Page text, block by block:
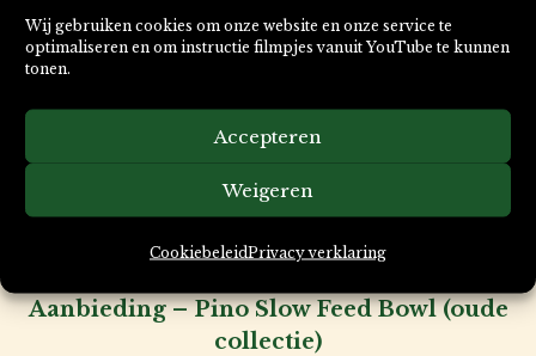
Wij gebruiken cookies om onze website en onze service te
optimaliseren en om instructie filmpjes vanuit YouTube te kunnen
tonen.
Accepteren
Weigeren
CookiebeleidPrivacy verklaring
voor uw kat & hond, fijn voor u
zelf of praktisch voor de
verzorging van uw huisdier.
Aanbieding – Pino Slow Feed Bowl (oude
collectie)